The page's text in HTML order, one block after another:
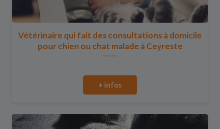
Vétérinaire qui fait des consultations à domicile
pour chien ou chat malade à Ceyreste
+ infos